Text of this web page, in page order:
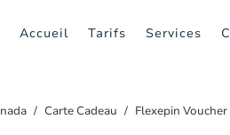
Accueil Tarifs Services
Carte Cadeau Flexepin Voucher